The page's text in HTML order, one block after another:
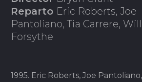
Reparto Eric Roberts, Joe
Pantoliano, Tia Carrere,
Forsythe
1995. Eric Roberts, Joe